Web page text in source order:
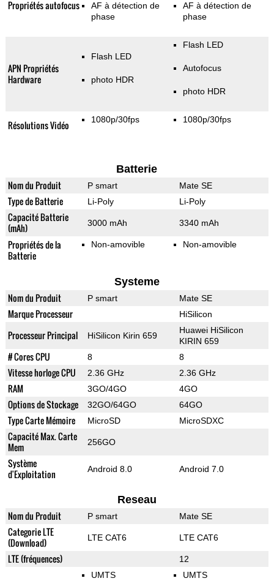
Propriétés autofocus
AF à détection de
phase
AF à détection de
phase
APN Propriétés
Hardware
Flash LED
photo HDR
Flash LED
Autofocus
photo HDR
Résolutions Vidéo 1080p/30fps 1080p/30fps
Batterie
Nom du Produit P smart Mate SE
Type de Batterie Li-Poly Li-Poly
Capacité Batterie
(mAh)
3000 mAh 3340 mAh
Propriétés de la
Batterie
Non-amovible Non-amovible
Systeme
Nom du Produit P smart Mate SE
Marque Processeur HiSilicon
Processeur Principal HiSilicon Kirin 659
Huawei HiSilicon
KIRIN 659
# Cores CPU 8 8
Vitesse horloge CPU 2.36 GHz 2.36 GHz
RAM 3GO/4GO 4GO
Options de Stockage 32GO/64GO 64GO
Type Carte Mémoire MicroSD MicroSDXC
Capacité Max. Carte
Mem
256GO
Système
d'Exploitation
Android 8.0 Android 7.0
Reseau
Nom du Produit P smart Mate SE
Categorie LTE
(Download)
LTE CAT6 LTE CAT6
LTE (fréquences)
12
UMTS
UMTS